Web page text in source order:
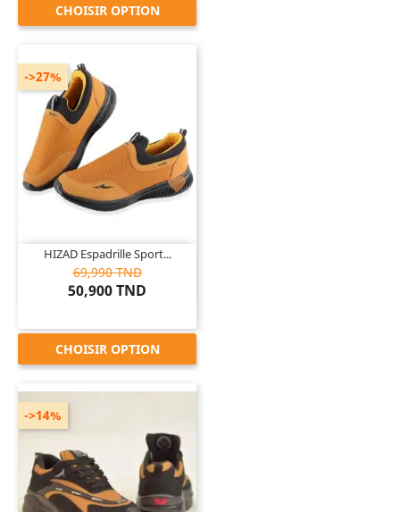
CHOISIR OPTION

HIZAD Espadrille Sport...
69,990 TND
50,900 TND
->27%
CHOISIR OPTION
->14%